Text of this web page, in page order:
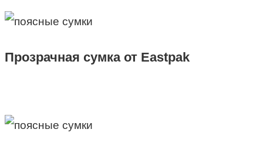
Прозрачная сумка от Eastpak